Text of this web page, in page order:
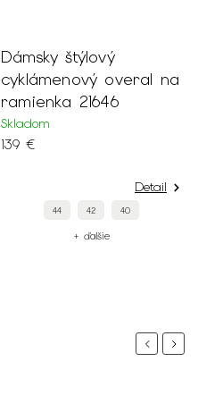
Dámsky štýlový
cyklámenový overal na
ramienka 21646
Skladom
139 €
Detail
44 42 40
+ ďalšie
PreviousNext